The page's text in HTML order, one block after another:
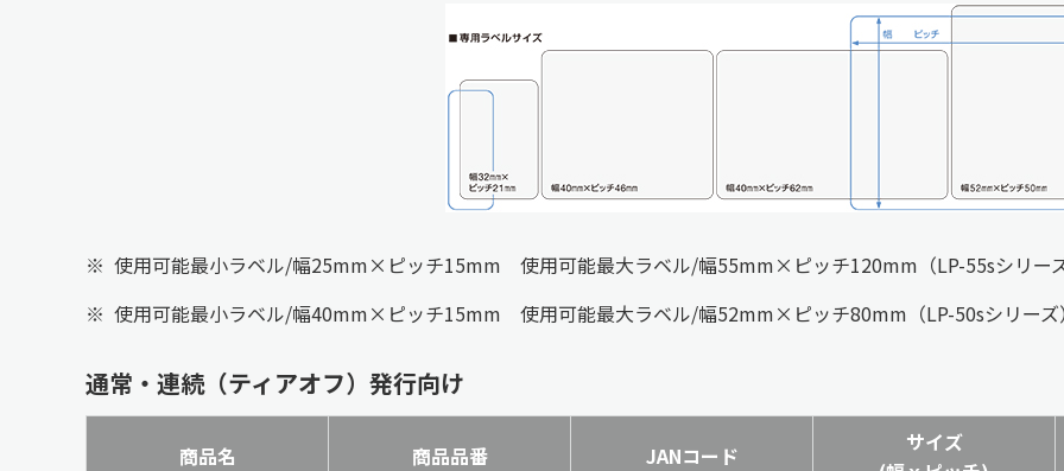
※ 使用可能最小ラベル/幅25mm×ピッチ15mm 使用可能最大ラベル/幅55mm×ピッチ120mm（LP-55sシリーズ
※ 使用可能最小ラベル/幅40mm×ピッチ15mm 使用可能最大ラベル/幅52mm×ピッチ80mm（LP-50sシリーズ
通常・連続（ティアオフ）発行向け
商品名 商品品番 JANコード
サイズ